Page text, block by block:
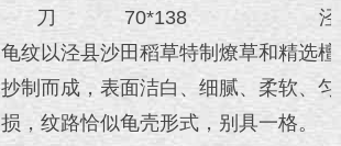
刀 70*138
龟纹以泾县沙田稻草特制燎草和精选
抄制而成，表面洁白、细腻、柔软、
损，纹路恰似龟壳形式，别具一格。